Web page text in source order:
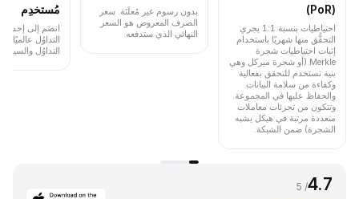
(PoR)
احتياطيات بنسبة 1:1 يجري
التحقُّق منها شهريًا باستخدام
إثبات احتياطيات شجرة
Merkle (أو شجرة ميركل وهي
بنية تستخدم للتحقق بفعالية
وكفاءة من سلامة البيانات
والحفاظ عليها في المجموعة.
وتتكون من تجزئات معاملات
متعددة مرتبة في هيكل يشبه
الشجرة) ضمن الشبكة.
بدون رسوم غير مُعلَنَة. سعر
الصرف المعروض هو السعر
النهائي الذي ستدفعه.
مُستخدِم
انضَم إلى إحدى
التداوُل
التداوُل والسيولة.
4.7
/ 5